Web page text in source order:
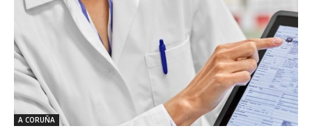
A CORUÑA